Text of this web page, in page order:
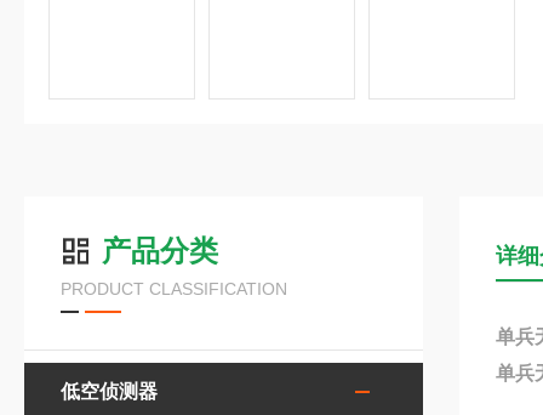
产品分类
PRODUCT CLASSIFICATION
低空侦测器
详
单兵
单兵